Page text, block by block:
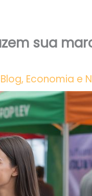
sua
Blog, Economia e